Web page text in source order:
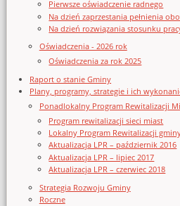
Pierwsze oświadczenie radnego
Na dzień zaprzestania pełnienia
Na dzień rozwiązania stosunku
Oświadczenia - 2026 rok
Oświadczenia za rok 2025
Raport o stanie Gminy
Plany, programy, strategie i ich
Ponadlokalny Program Rewitalizacji
Program rewitalizacji sieci miast
Lokalny Program Rewitalizacji
Aktualizacja LPR – październik 2016
Aktualizacja LPR – lipiec 2017
Aktualizacja LPR – czerwiec 2018
Strategia Rozwoju Gminy
Roczne